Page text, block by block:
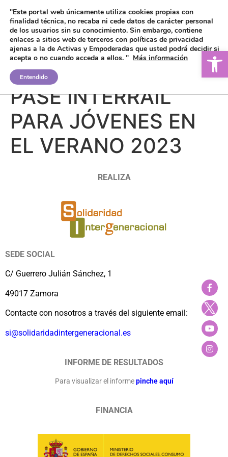
DESCUENTOS EN EL
PASE INTERRAIL
PARA JÓVENES EN
EL VERANO 2023
REALIZA
SEDE SOCIAL
C/ Guerrero Julián Sánchez, 1
49017 Zamora
Contacte con nosotros a través del siguiente email:
si@solidaridadintergeneracional.es
INFORME DE RESULTADOS
Para visualizar el informe pinche aquí
FINANCIA
"Este portal web únicamente utiliza cookies propias con
finalidad técnica, no recaba ni cede datos de carácter personal
de los usuarios sin su conocimiento. Sin embargo, contiene
enlaces a sitios web de terceros con políticas de privacidad
ajenas a la de Activas y Empoderadas que usted podrá decidir si
acepta o no cuando acceda a ellos. " Más información
Entendido